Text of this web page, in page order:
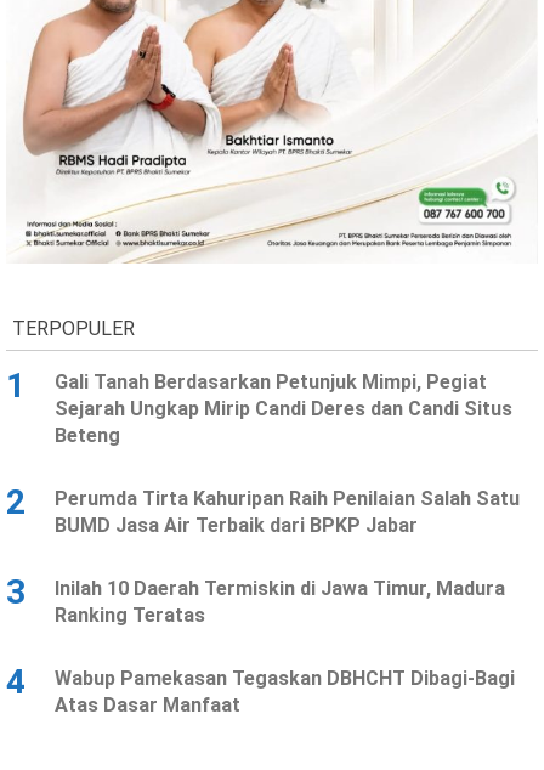
©
Copyright
2026
News
Indonesia
.
All
Right
TERPOPULER
1
Gali Tanah Berdasarkan Petunjuk Mimpi, Pegiat
Sejarah Ungkap Mirip Candi Deres dan Candi Situs
Beteng
2
Perumda Tirta Kahuripan Raih Penilaian Salah Satu
BUMD Jasa Air Terbaik dari BPKP Jabar
3
Inilah 10 Daerah Termiskin di Jawa Timur, Madura
Ranking Teratas
4
Wabup Pamekasan Tegaskan DBHCHT Dibagi-Bagi
Atas Dasar Manfaat